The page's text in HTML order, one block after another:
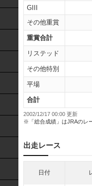
GIII
その他重賞
重賞合計
リステッド
その他特別
平場
合計
2002/12/17 00:00 更新
※「総合成績」はJRAのレ
出走レース
日付